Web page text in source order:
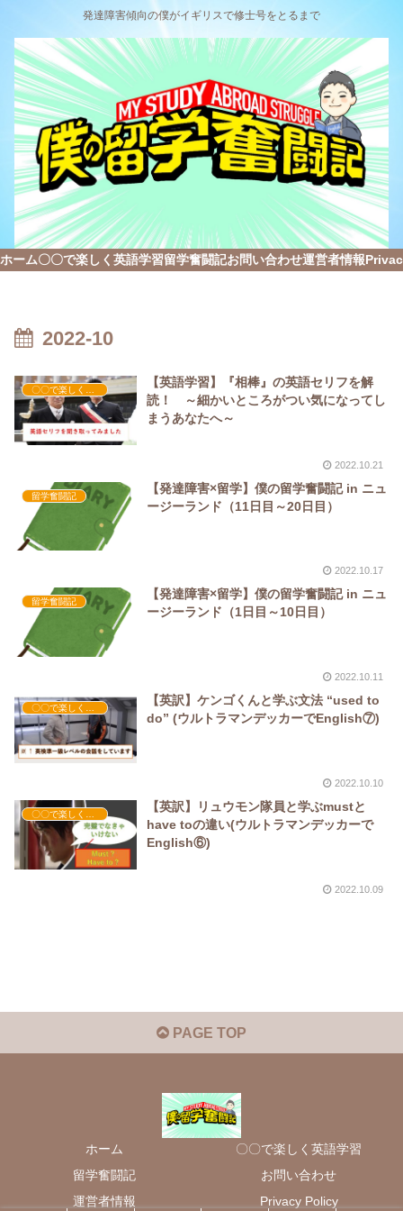
発達障害傾向の僕がイギリスで修士号をとるまで
ホーム〇〇で楽しく英語学習留学奮闘記お問い合わせ運営者情報
2022-10
【英語学習】『相棒』の英語セリフを解
読！ ～細かいところがつい気になってし
まうあなたへ～
2022.10.21
留学奮闘記
【発達障害×留学】僕の留学奮闘記 in ニュ
ージーランド（11日目～20日目）
2022.10.17
留学奮闘記
【発達障害×留学】僕の留学奮闘記 in ニュ
ージーランド（1日目～10日目）
2022.10.11
【英訳】ケンゴくんと学ぶ文法 “used to
do” (ウルトラマンデッカーでEnglish⑦)
2022.10.10
【英訳】リュウモン隊員と学ぶmustと
have toの違い(ウルトラマンデッカーで
English⑥)
2022.10.09
PAGE TOP
ホーム
〇〇で楽しく英語学習
留学奮闘記
お問い合わせ
運営者情報
Privacy Policy